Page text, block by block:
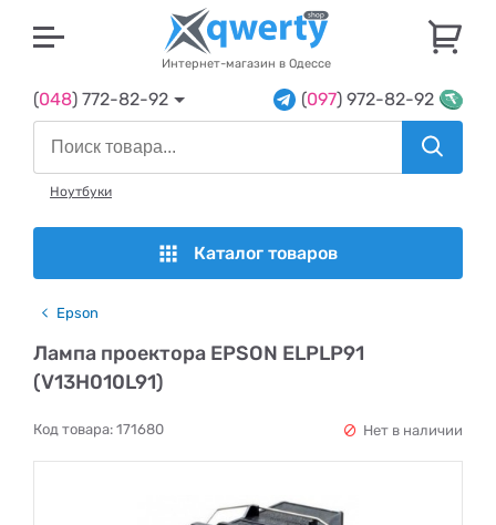
Интернет-магазин в Одессе
(048) 772-82-92 (097) 972-82-92
Ноутбуки
Каталог товаров
Epson
Лампа проектора EPSON ELPLP91
(V13H010L91)
Код товара: 171680 Нет в наличии